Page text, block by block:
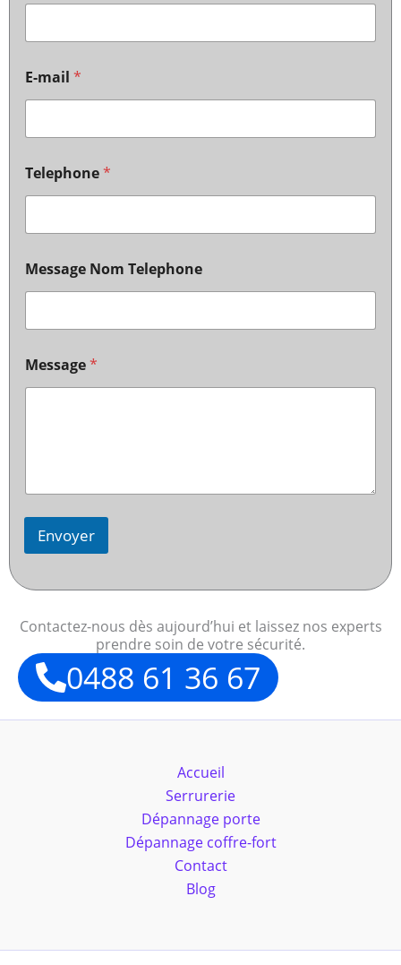
E-mail *
Telephone*
Message Nom Telephone
Message*
Envoyer
Contactez-nous dès aujourd’hui et laissez nos experts
prendre soin de votre sécurité.
0488 61 36 67
Accueil
Serrurerie
Dépannage porte
Dépannage coffre-fort
Contact
Blog